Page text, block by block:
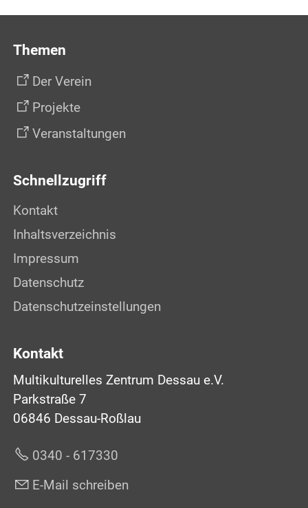
Themen
Der Verein
Projekte
Veranstaltungen
Schnellzugriff
Kontakt
Inhaltsverzeichnis
Impressum
Datenschutz
Datenschutzeinstellungen
Kontakt
Multikulturelles Zentrum Dessau e.V.
Parkstraße 7
06846 Dessau-Roßlau
0340 - 617330
E-Mail schreiben